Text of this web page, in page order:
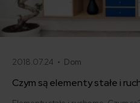
2018.07.24 • Dom
Czym są elementy stałe i